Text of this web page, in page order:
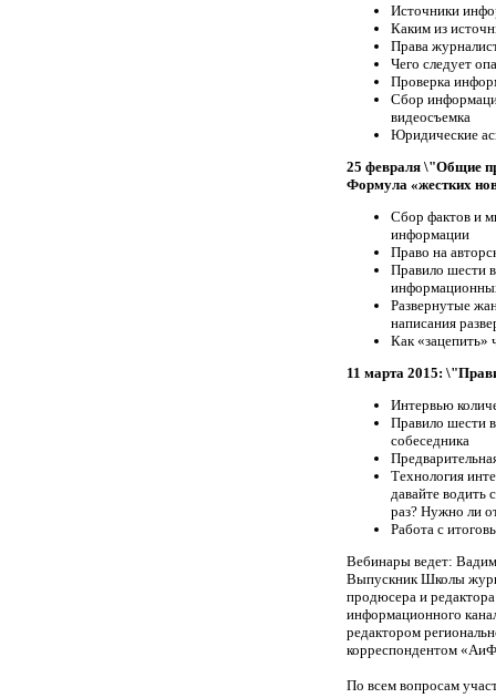
Источники
Каким из
Права
Чего следует
Проверка
Сбор
видеосъемка
Юридические
25 февраля \"Общие
Формула «жестких
Сбор фактов и
информации
Право на
Правило шести
Развернутые
написания
Как
11 марта 2015:
Интервью
Правило шести
собеседника
Технология
давайте водить
раз? Нужно ли
Работа с
Вебинары ведет:
Выпускник Школы
продюсера и
информационного
редактором
корреспондентом
По всем вопросам